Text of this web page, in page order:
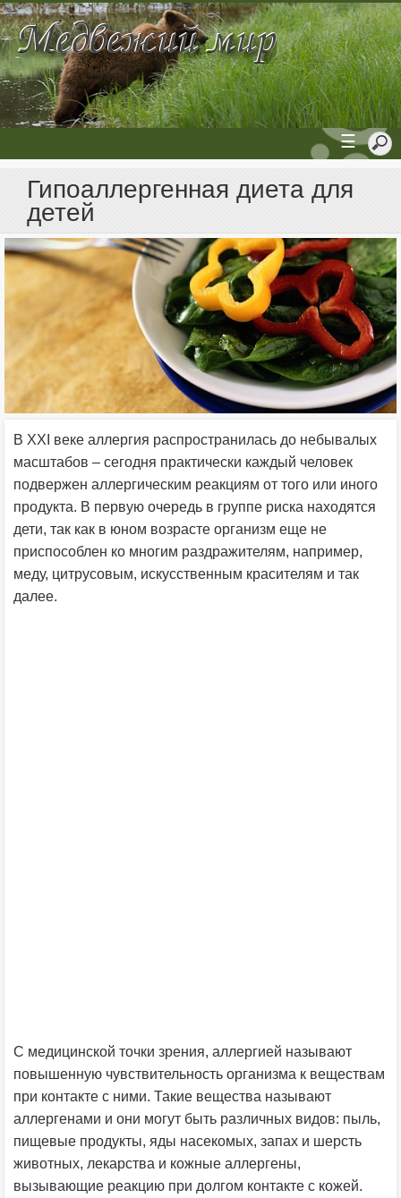
☰
Гипоаллергенная диета для
детей
В XXI веке аллергия распространилась до небывалых
масштабов – сегодня практически каждый человек
подвержен аллергическим реакциям от того или иного
продукта. В первую очередь в группе риска находятся
дети, так как в юном возрасте организм еще не
приспособлен ко многим раздражителям, например,
меду, цитрусовым, искусственным красителям и так
далее.
С медицинской точки зрения, аллергией называют
повышенную чувствительность организма к веществам
при контакте с ними. Такие вещества называют
аллергенами и они могут быть различных видов: пыль,
пищевые продукты, яды насекомых, запах и шерсть
животных, лекарства и кожные аллергены,
вызывающие реакцию при долгом контакте с кожей.